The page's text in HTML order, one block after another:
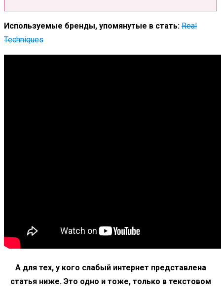
Используемые бренды, упомянутые в стать: Real
Techniques
А для тех, у кого слабый интернет представлена
статья ниже. Это одно и тоже, только в текстовом